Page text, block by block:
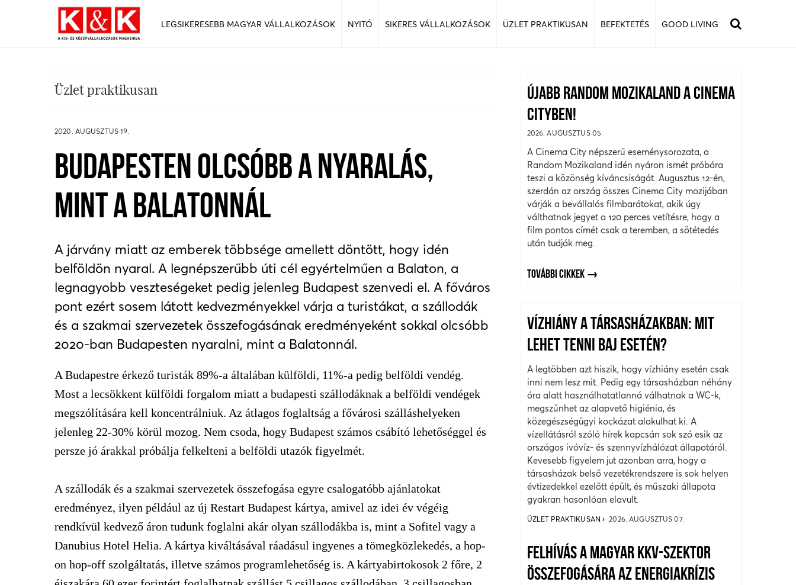
LEGSIKERESEBB MAGYAR VÁLLALKOZÁSOK NYITÓ SIKERES VÁLLALKOZÁSOK ÜZLET PRAKTIKUSAN BEFEKTETÉS GOOD LIVING
Üzlet praktikusan
2020. AUGUSZTUS 19.
BUDAPESTEN OLCSÓBB A NYARALÁS,
MINT A BALATONNÁL
A járvány miatt az emberek többsége amellett döntött, hogy idén
belföldön nyaral. A legnépszerűbb úti cél egyértelműen a Balaton, a
legnagyobb veszteségeket pedig jelenleg Budapest szenvedi el. A főváros
pont ezért sosem látott kedvezményekkel várja a turistákat, a szállodák
és a szakmai szervezetek összefogásának eredményeként sokkal olcsóbb
2020-ban Budapesten nyaralni, mint a Balatonnál.
A Budapestre érkező turisták 89%-a általában külföldi, 11%-a pedig belföldi vendég.
Most a lecsökkent külföldi forgalom miatt a budapesti szállodáknak a belföldi vendégek
megszólítására kell koncentrálniuk. Az átlagos foglaltság a fővárosi szálláshelyeken
jelenleg 22-30% körül mozog. Nem csoda, hogy Budapest számos csábító lehetőséggel és
persze jó árakkal próbálja felkelteni a belföldi utazók figyelmét.
A szállodák és a szakmai szervezetek összefogása egyre csalogatóbb ajánlatokat
eredményez, ilyen például az új Restart Budapest kártya, amivel az idei év végéig
rendkívül kedvező áron tudunk foglalni akár olyan szállodákba is, mint a Sofitel vagy a
Danubius Hotel Helia. A kártya kiváltásával ráadásul ingyenes a tömegközlekedés, a hop-
on hop-off szolgáltatás, illetve számos programlehetőség is. A kártyabirtokosok 2 főre, 2
ÚJABB RANDOM MOZIKALAND A CINEMA
CITYBEN!
2026. AUGUSZTUS 05.
A Cinema City népszerű eseménysorozata, a
Random Mozikaland idén nyáron ismét próbára
teszi a közönség kíváncsiságát. Augusztus 12-én,
szerdán az ország összes Cinema City mozijában
várják a bevállalós filmbarátokat, akik úgy
válthatnak jegyet a 120 perces vetítésre, hogy a
film pontos címét csak a teremben, a sötétedés
után tudják meg.
TOVÁBBI CIKKEK
VÍZHIÁNY A TÁRSASHÁZAKBAN: MIT
LEHET TENNI BAJ ESETÉN?
A legtöbben azt hiszik, hogy vízhiány esetén csak
inni nem lesz mit. Pedig egy társasházban néhány
óra alatt használhatatlanná válhatnak a WC-k,
megszűnhet az alapvető higiénia, és
közegészségügyi kockázat alakulhat ki. A
vízellátásról szóló hírek kapcsán sok szó esik az
országos ivóvíz- és szennyvízhálózat állapotáról.
Kevesebb figyelem jut azonban arra, hogy a
társasházak belső vezetékrendszere is sok helyen
évtizedekkel ezelőtt épült, és műszaki állapota
gyakran hasonlóan elavult.
ÜZLET PRAKTIKUSAN 2026. AUGUSZTUS 07.
FELHÍVÁS A MAGYAR KKV-SZEKTOR
ÖSSZEFOGÁSÁRA AZ ENERGIAKRÍZIS